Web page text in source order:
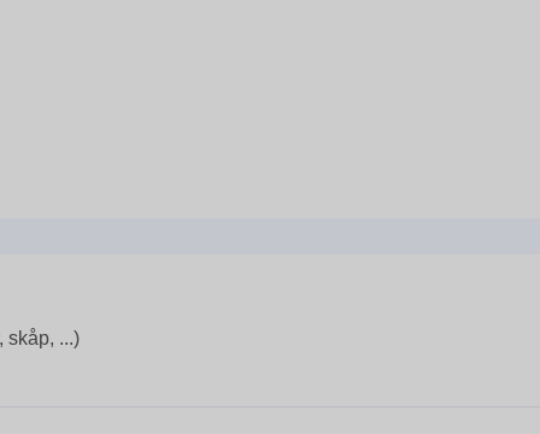
skåp, ...)